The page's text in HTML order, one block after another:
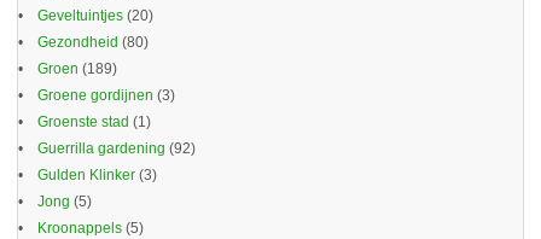
Geveltuintjes (20)
Gezondheid (80)
Groen (189)
Groene gordijnen (3)
Groenste stad (1)
Guerrilla gardening (92)
Gulden Klinker (3)
Jong (5)
Kroonappels (5)